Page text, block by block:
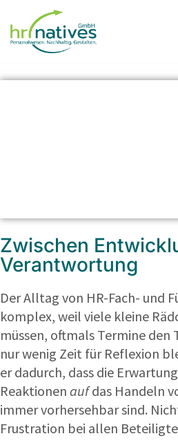
Zum
springen
Zwischen
Verantwortung
Der Alltag von HR-Fach- und
komplex, weil viele kleine
müssen, oftmals Termine den
nur wenig Zeit für Reflexion
er dadurch, dass die
Reaktionen aufdas Handeln
immer vorhersehbar sind.
Frustration bei allen